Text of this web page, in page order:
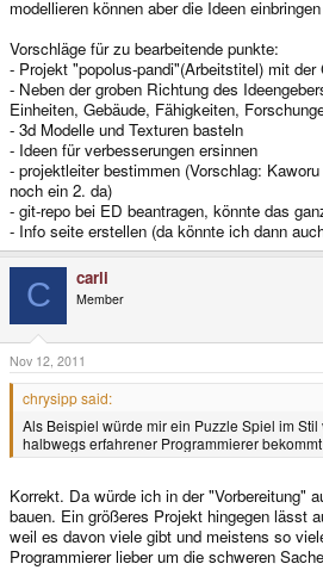
modellieren können aber die Ideen
Vorschläge für zu bearbeitende punkte:
- Projekt "popolus-pandi"(Arbeitstitel) mit
- Neben der groben Richtung des
Einheiten, Gebäude, Fähigkeiten,
- 3d Modelle und Texturen basteln
- Ideen für verbesserungen ersinnen
- projektleiter bestimmen (Vorschlag:
noch ein 2. da)
- git-repo bei ED beantragen, könnte das
- Info seite erstellen (da könnte ich dann
C carli
Member
Nov 12, 2011
chrysipp said:
Als Beispiel würde mir ein Puzzle Spiel im
halbwegs erfahrener Programmierer
Korrekt. Da würde ich in der "Vorbereitung"
bauen. Ein größeres Projekt hingegen lässt
weil es davon viele gibt und meistens so
Programmierer lieber um die schweren